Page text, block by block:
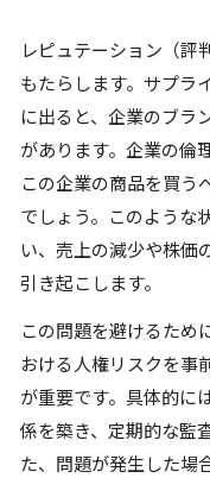
レピュテーション（評
もたらします。サプラ
に出ると、企業のブラ
があります。企業の倫
この企業の商品を買う
でしょう。このような
い、売上の減少や株価
引き起こします。
この問題を避けるため
おける人権リスクを事
が重要です。具体的に
係を築き、定期的な監
た、問題が発生した場